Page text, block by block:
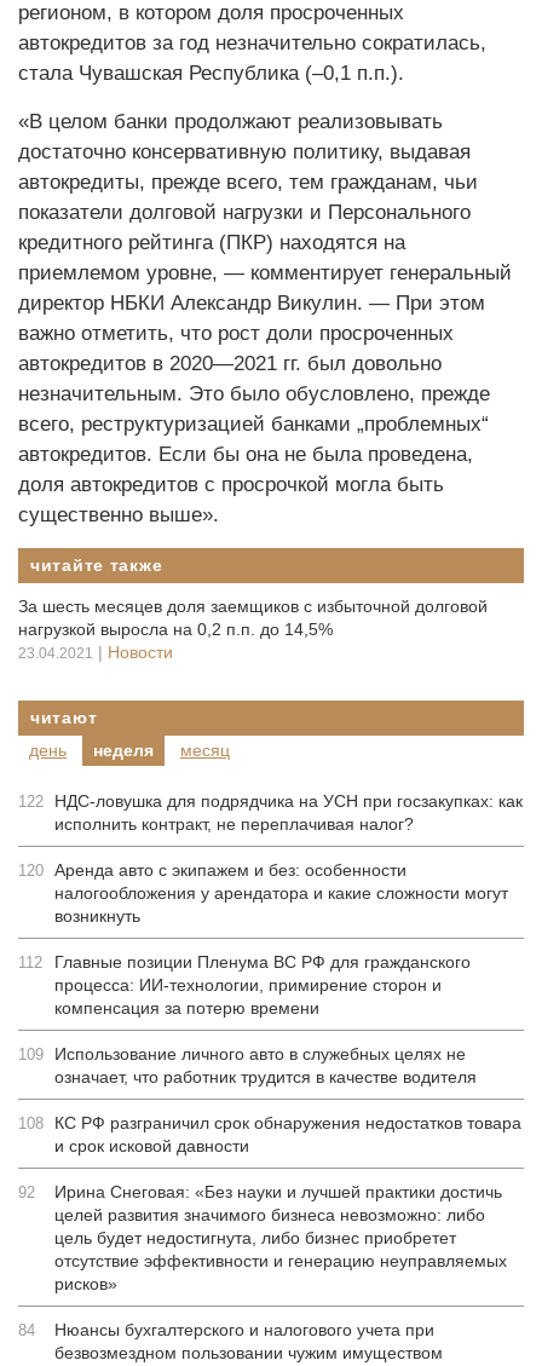
регионом, в котором доля просроченных
автокредитов за год незначительно сократилась,
стала Чувашская Республика (–0,1 п.п.).
«В целом банки продолжают реализовывать
достаточно консервативную политику, выдавая
автокредиты, прежде всего, тем гражданам, чьи
показатели долговой нагрузки и Персонального
кредитного рейтинга (ПКР) находятся на
приемлемом уровне, — комментирует генеральный
директор НБКИ Александр Викулин. — При этом
важно отметить, что рост доли просроченных
автокредитов в 2020—2021 гг. был довольно
незначительным. Это было обусловлено, прежде
всего, реструктуризацией банками „проблемных“
автокредитов. Если бы она не была проведена,
доля автокредитов с просрочкой могла быть
существенно выше».
читайте также
За шесть месяцев доля заемщиков с избыточной долговой
нагрузкой выросла на 0,2 п.п. до 14,5%
23.04.2021 | Новости
читают
день
неделя месяц
122
НДС-ловушка для подрядчика на УСН при госзакупках: как
исполнить контракт, не переплачивая налог?
120 Аренда авто с экипажем и без: особенности
налогообложения у арендатора и какие сложности могут
возникнуть
112
Главные позиции Пленума ВС РФ для гражданского
процесса: ИИ-технологии, примирение сторон и
компенсация за потерю времени
109
Использование личного авто в служебных целях не
означает, что работник трудится в качестве водителя
108
КС РФ разграничил срок обнаружения недостатков товара
и срок исковой давности
92
Ирина Снеговая: «Без науки и лучшей практики достичь
целей развития значимого бизнеса невозможно: либо
цель будет недостигнута, либо бизнес приобретет
отсутствие эффективности и генерацию неуправляемых
рисков»
84
Нюансы бухгалтерского и налогового учета при
безвозмездном пользовании чужим имуществом